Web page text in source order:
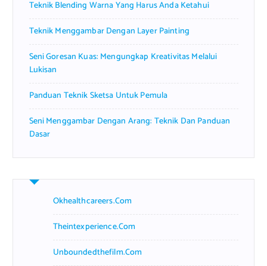
:Teknik Blending Warna Yang Harus Anda Ketahui
Teknik Menggambar Dengan Layer Painting
Seni Goresan Kuas: Mengungkap Kreativitas Melalui
Lukisan
Panduan Teknik Sketsa Untuk Pemula
Seni Menggambar Dengan Arang: Teknik Dan Panduan
Dasar
Okhealthcareers.com
Theintexperience.com
Unboundedthefilm.com